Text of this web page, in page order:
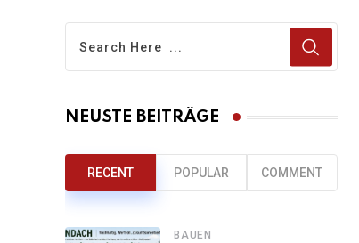
NEUSTE BEITRÄGE
RECENT POPULAR COMMENT
BAUEN